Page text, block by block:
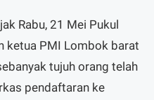
Rabu, 21 Mei Pukul
ketua PMI Lombok barat
tujuh orang telah
pendaftaran ke